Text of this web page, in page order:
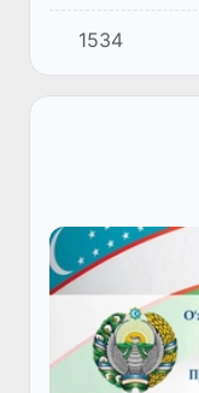
направленных
68 от 2...
1534